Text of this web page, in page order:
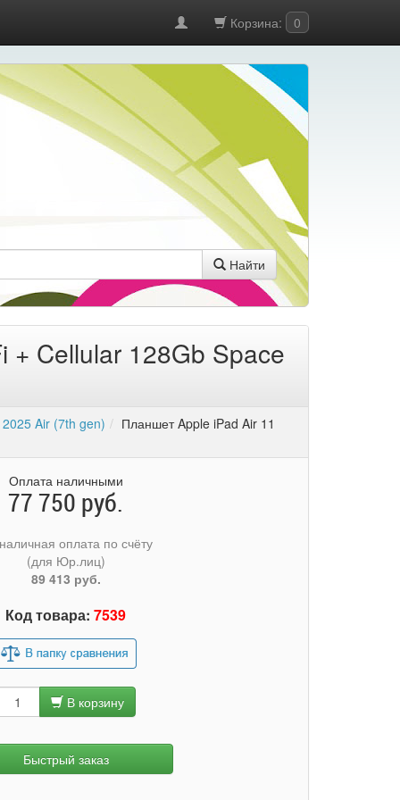
Корзина: 0
Найти
+ Cellular 128Gb Space
Air (7th gen)
Планшет Apple iPad Air 11
Оплата наличными
77 750 руб.
оплата по счёту
(для Юр.лиц)
89 413 руб.
Код товара:7539
В корзину
Быстрый заказ